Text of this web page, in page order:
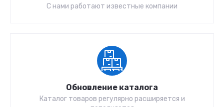
С нами работают известные компании
Обновление каталога
Каталог товаров регулярно расширяется и